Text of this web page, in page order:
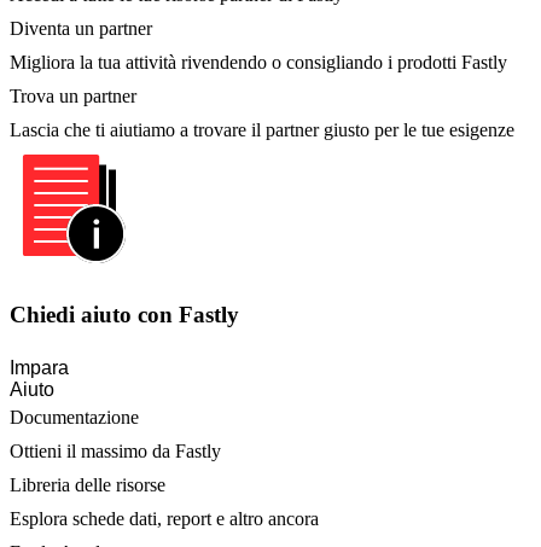
Diventa un partner
Migliora la tua attività rivendendo o consigliando i prodotti Fastly
Trova un partner
Lascia che ti aiutiamo a trovare il partner giusto per le tue esigenze
Chiedi aiuto con Fastly
Impara
Aiuto
Documentazione
Ottieni il massimo da Fastly
Libreria delle risorse
Esplora schede dati, report e altro ancora